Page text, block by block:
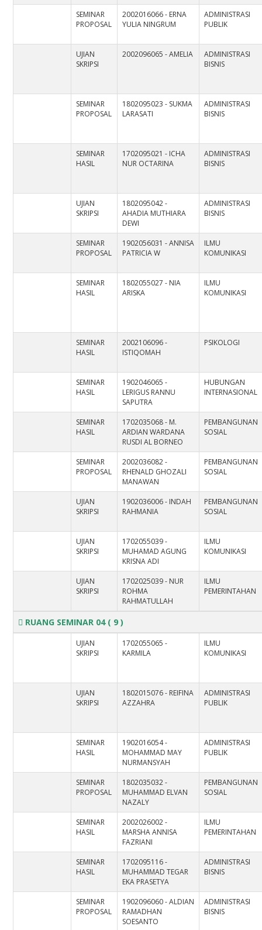
SEMINAR
PROPOSAL
2002016066 - ERNA
YULIA NINGRUM
ADMINISTRASI
PUBLIK
UJIAN
SKRIPSI
2002096065 - AMELIA
ADMINISTRASI
BISNIS
SEMINAR
PROPOSAL
1802095023 - SUKMA
LARASATI
ADMINISTRASI
BISNIS
SEMINAR
HASIL
1702095021 - ICHA
NUR OCTARINA
ADMINISTRASI
BISNIS
UJIAN
SKRIPSI
1802095042 -
AHADIA MUTHIARA
DEWI
ADMINISTRASI
BISNIS
SEMINAR
PROPOSAL
1902056031 - ANNISA
PATRICIA W
ILMU
KOMUNIKASI
SEMINAR
HASIL
1802055027 - NIA
ARISKA
ILMU
KOMUNIKASI
SEMINAR
HASIL
2002106096 -
ISTIQOMAH
PSIKOLOGI
SEMINAR
HASIL
1902046065 -
LERIGUS RANNU
SAPUTRA
HUBUNGAN
INTERNASIONAL
SEMINAR
HASIL
1702035068 - M.
ARDIAN WARDANA
RUSDI AL BORNEO
PEMBANGUNAN
SOSIAL
SEMINAR
PROPOSAL
2002036082 -
RHENALD GHOZALI
MANAWAN
PEMBANGUNAN
SOSIAL
UJIAN
SKRIPSI
1902036006 - INDAH
RAHMANIA
PEMBANGUNAN
SOSIAL
UJIAN
SKRIPSI
1702055039 -
MUHAMAD AGUNG
KRISNA ADI
ILMU
KOMUNIKASI
UJIAN
SKRIPSI
1702025039 - NUR
ROHMA
RAHMATULLAH
ILMU
PEMERINTAHAN
RUANG SEMINAR 04 ( 9 )
UJIAN
SKRIPSI
1702055065 -
KARMILA
ILMU
KOMUNIKASI
UJIAN
SKRIPSI
1802015076 - REIFINA
AZZAHRA
ADMINISTRASI
PUBLIK
SEMINAR
HASIL
1902016054 -
MOHAMMAD MAY
NURMANSYAH
ADMINISTRASI
PUBLIK
SEMINAR
PROPOSAL
1802035032 -
MUHAMMAD ELVAN
NAZALY
PEMBANGUNAN
SOSIAL
SEMINAR
HASIL
2002026002 -
MARSHA ANNISA
FAZRIANI
ILMU
PEMERINTAHAN
SEMINAR
HASIL
1702095116 -
MUHAMMAD TEGAR
EKA PRASETYA
ADMINISTRASI
BISNIS
SEMINAR
PROPOSAL
1902096060 - ALDIAN
RAMADHAN
SOESANTO
ADMINISTRASI
BISNIS